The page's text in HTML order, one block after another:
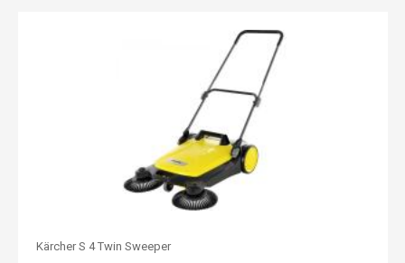
Kärcher S 4 Twin Sweeper